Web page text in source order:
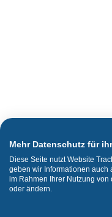
Mehr Datenschutz für
Diese Seite nutzt Website
geben wir Informationen auch
im Rahmen Ihrer Nutzung
oder ändern.